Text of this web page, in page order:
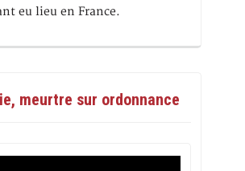
eu lieu en France.
meurtre sur ordonnance